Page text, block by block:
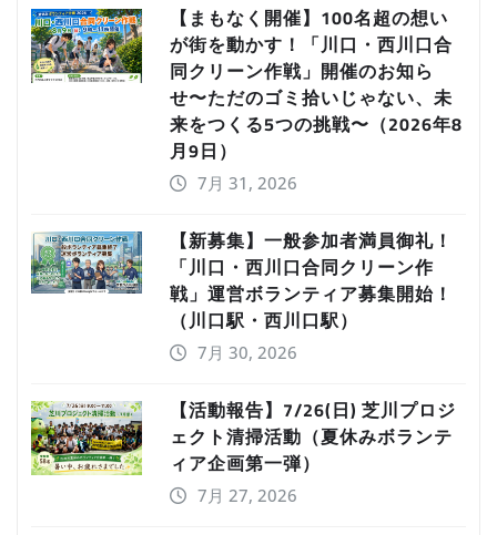
【まもなく開催】100名超の想い
が街を動かす！「川口・西川口合
同クリーン作戦」開催のお知ら
せ〜ただのゴミ拾いじゃない、未
来をつくる5つの挑戦〜（2026年8
月9日）
7月 31, 2026
【新募集】一般参加者満員御礼！
「川口・西川口合同クリーン作
戦」運営ボランティア募集開始！
（川口駅・西川口駅）
7月 30, 2026
【活動報告】7/26(日) 芝川プロジ
ェクト清掃活動（夏休みボランテ
ィア企画第一弾）
7月 27, 2026